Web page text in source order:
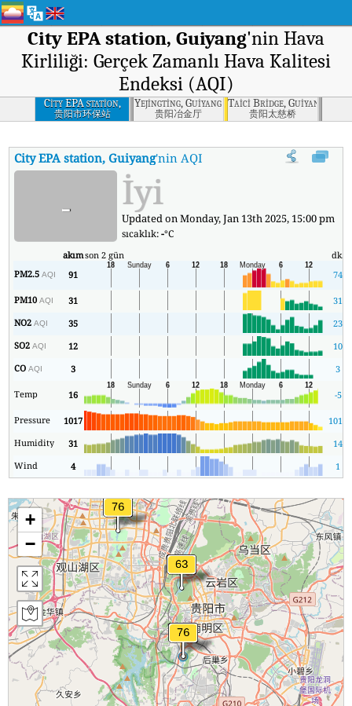
City EPA station, Guiyang'nin Hava
Kirliliği: Gerçek Zamanlı Hava Kalitesi
Endeksi (AQI)
City EPA station,
Guiyang
贵阳市环保站
Yejingting, Guiyang
贵阳冶金厅
Taici Bridge, Guiyang
贵阳太慈桥
City EPA station, Guiyang'nin AQI'si City EPA station,
- İyi
Updated on Monday, Jan 13th 2025, 15:00 pm
sıcaklık:-°C
akımson 2 gün dk.
PM2.5AQI 91 74
PM10AQI 31
31
NO2AQI 35
23
SO2AQI 12
10
COAQI 3 3
Temp 16 -5
Pressure 1017 1017
Humidity
31
14
Wind
4 1
+
−